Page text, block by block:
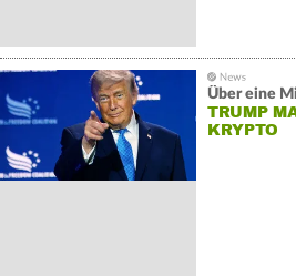
Über eine
TRUMP
KRYPTO